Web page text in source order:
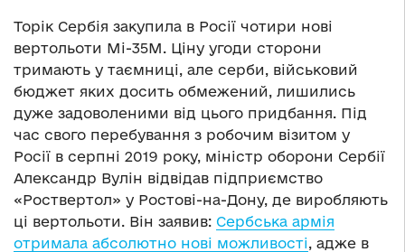
Торік Сербія закупила в Росії чотири нові
вертольоти Мі-35М. Ціну угоди сторони
тримають у таємниці, але серби, військовий
бюджет яких досить обмежений, лишились
дуже задоволеними від цього придбання. Під
час свого перебування з робочим візитом у
Росії в серпні 2019 року, міністр оборони Сербії
Александр Вулін відвідав підприємство
«Роствертол» у Ростові-на-Дону, де виробляють
ці вертольоти. Він заявив: Сербська армія
отримала абсолютно нові можливості, адже в